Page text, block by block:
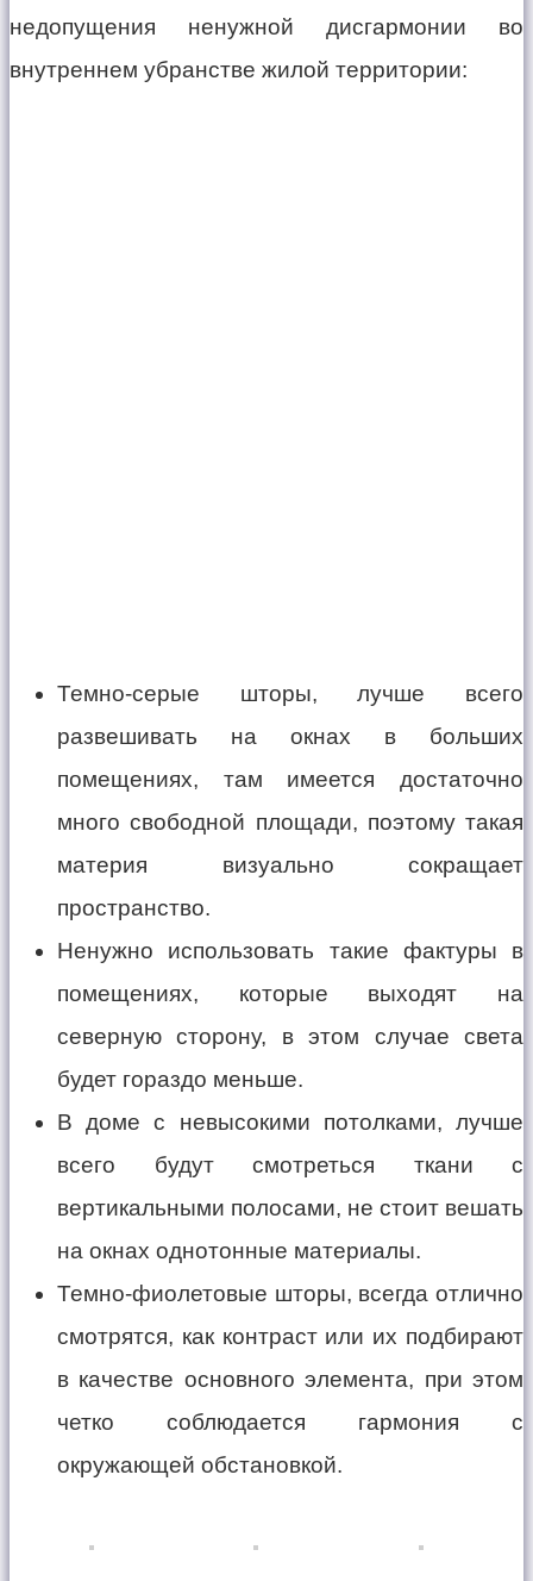
недопущения ненужной дисгармонии во
внутреннем убранстве жилой территории:
Темно-серые шторы, лучше всего
развешивать на окнах в больших
помещениях, там имеется достаточно
много свободной площади, поэтому такая
материя визуально сокращает
пространство.
Ненужно использовать такие фактуры в
помещениях, которые выходят на
северную сторону, в этом случае света
будет гораздо меньше.
В доме с невысокими потолками, лучше
всего будут смотреться ткани с
вертикальными полосами, не стоит вешать
на окнах однотонные материалы.
Темно-фиолетовые шторы, всегда отлично
смотрятся, как контраст или их подбирают
в качестве основного элемента, при этом
четко соблюдается гармония с
окружающей обстановкой.